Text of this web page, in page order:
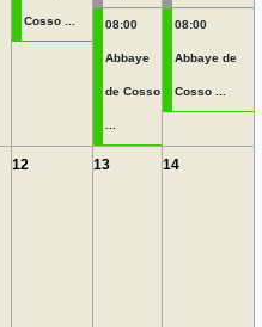
Cosso ... 08:00
Abbaye
de Cosso
08:00
Abbaye de
Cosso ...
12 13 14